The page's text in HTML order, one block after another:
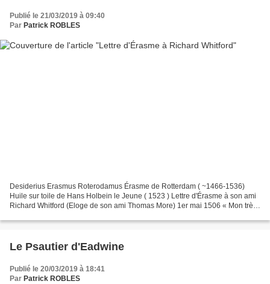
Publié le 21/03/2019 à 09:40
Par Patrick ROBLES
Desiderius Erasmus Roterodamus Érasme de Rotterdam ( ~1466-1536)
Huile sur toile de Hans Holbein le Jeune ( 1523 ) Lettre d'Érasme à son ami
Richard Whitford (Eloge de son ami Thomas More) 1er mai 1506 « Mon très
Le Psautier d'Eadwine
Publié le 20/03/2019 à 18:41
Par Patrick ROBLES